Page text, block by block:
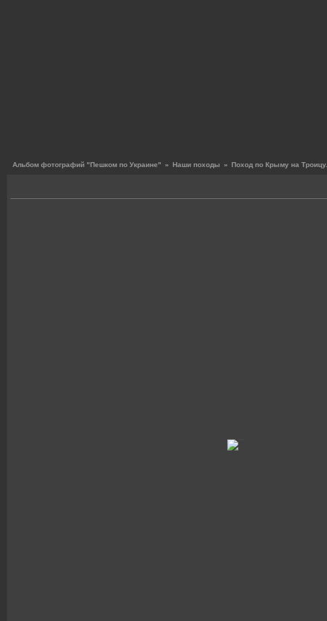
Альбом фотографий "Пешком по Украине" » Наши походы » Поход по Крыму на